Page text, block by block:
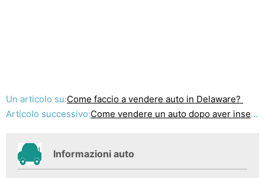
Un articolo su:Come faccio a vendere auto in Delaware?
Articolo successivo:Come vendere un auto dopo aver inserito una casa di cura
Informazioni auto